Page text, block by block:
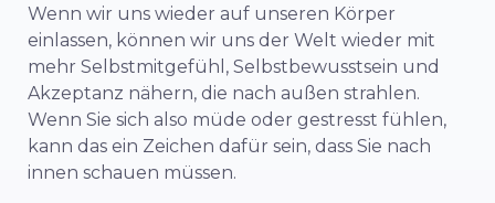
Wenn wir uns wieder auf unseren Körper
einlassen, können wir uns der Welt wieder mit
mehr Selbstmitgefühl, Selbstbewusstsein und
Akzeptanz nähern, die nach außen strahlen.
Wenn Sie sich also müde oder gestresst fühlen,
kann das ein Zeichen dafür sein, dass Sie nach
innen schauen müssen.